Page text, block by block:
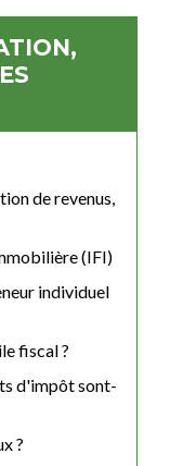
de revenus,
(IFI)
individuel
fiscal ?
d'impôt sont-
?